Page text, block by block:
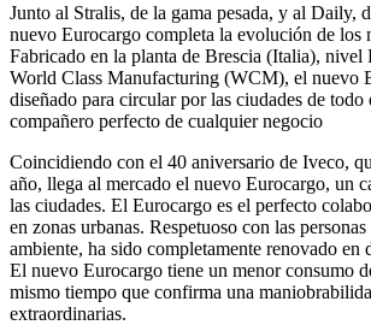
Junto al Stralis, de la gama pesada, y al Daily,
nuevo Eurocargo completa la evolución de los
Fabricado en la planta de Brescia (Italia), nivel
World Class Manufacturing (WCM), el nuevo
diseñado para circular por las ciudades de todo
compañero perfecto de cualquier negocio
Coincidiendo con el 40 aniversario de Iveco,
año, llega al mercado el nuevo Eurocargo, un
las ciudades. El Eurocargo es el perfecto
en zonas urbanas. Respetuoso con las
ambiente, ha sido completamente renovado en
El nuevo Eurocargo tiene un menor consumo
mismo tiempo que confirma una
extraordinarias.